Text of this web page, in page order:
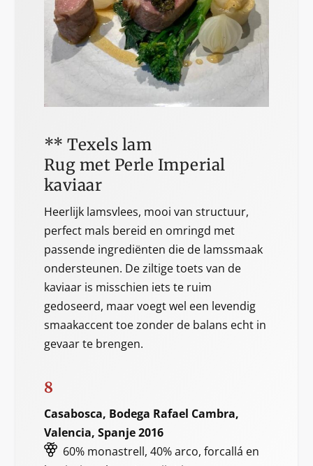
** Texels lam
Rug met Perle Imperial
kaviaar
Heerlijk lamsvlees, mooi van structuur,
perfect mals bereid en omringd met
passende ingrediënten die de lamssmaak
ondersteunen. De ziltige toets van de
kaviaar is misschien iets te ruim
gedoseerd, maar voegt wel een levendig
smaakaccent toe zonder de balans echt in
gevaar te brengen.
8
Casabosca, Bodega Rafael Cambra,
Valencia, Spanje 2016
60% monastrell, 40% arco, forcallá en